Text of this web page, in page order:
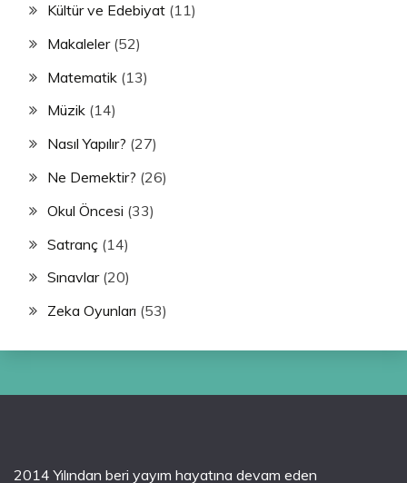
Kültür ve Edebiyat (11)
Makaleler(52)
Matematik (13)
Müzik (14)
Nasıl Yapılır? (27)
Ne Demektir? (26)
Okul Öncesi (33)
Satranç (14)
Sınavlar(20)
Zeka Oyunları (53)
2014 Yılından beri yayım hayatına devam eden